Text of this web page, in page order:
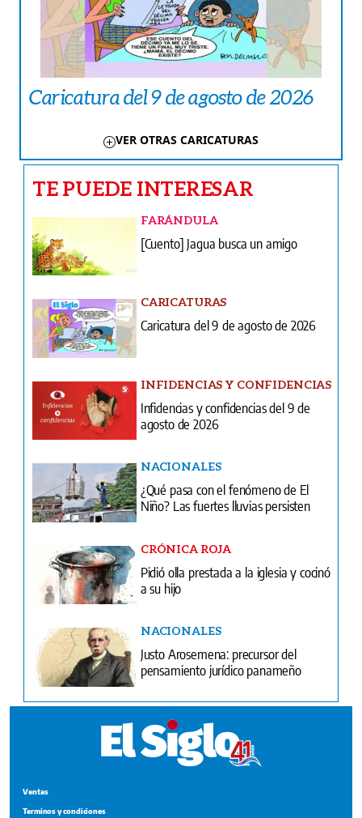
Caricatura del 9 de agosto de 2026
VER OTRAS CARICATURAS
TE PUEDE INTERESAR
FARÁNDULA
[Cuento] Jagua busca un amigo
CARICATURAS
Caricatura del 9 de agosto de 2026
INFIDENCIAS Y CONFIDENCIAS
Infidencias y confidencias del 9 de
agosto de 2026
NACIONALES
¿Qué pasa con el fenómeno de El
Niño? Las fuertes lluvias persisten
CRÓNICA ROJA
Pidió olla prestada a la iglesia y cocinó
a su hijo
NACIONALES
Justo Arosemena: precursor del
pensamiento jurídico panameño
Ventas
Terminos y condiciones